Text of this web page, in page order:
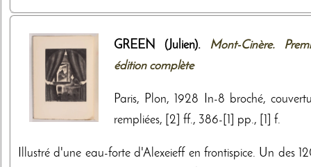
GREEN (Julien). Mont-Cinère.
édition complète
Paris, Plon, 1928 In-8 broché,
rempliées, [2] ff., 386-[1] pp., [1] f.
Illustré d'une eau-forte d'Alexeieff en frontispice. Un des